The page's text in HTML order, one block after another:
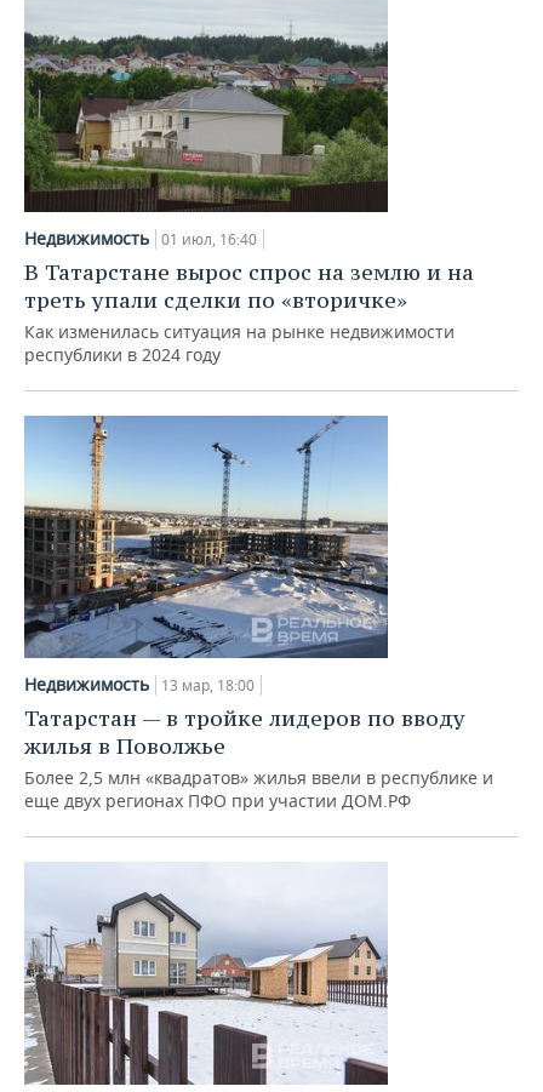
Недвижимость 01 июл, 16:40
В Татарстане вырос спрос на землю и на
треть упали сделки по «вторичке»
Как изменилась ситуация на рынке недвижимости
республики в 2024 году
Недвижимость 13 мар, 18:00
Татарстан — в тройке лидеров по вводу
жилья в Поволжье
Более 2,5 млн «квадратов» жилья ввели в республике и
еще двух регионах ПФО при участии ДОМ.РФ